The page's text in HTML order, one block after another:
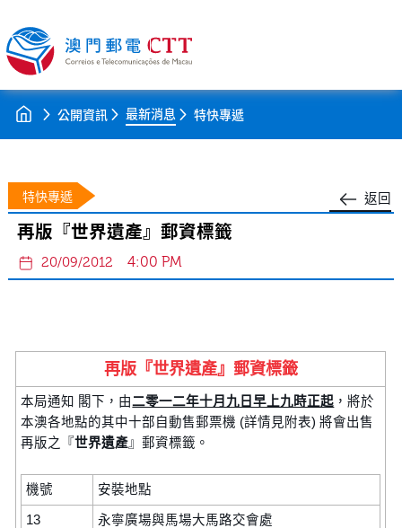
公開資訊 最新消息 特快專遞
返回
特快專遞
再版『世界遺產』郵資標籤
20/09/2012 4:00 PM
再版『世界遺產』郵資標籤
本局通知 閣下，由二零一二年十月九日早上九時正起 ，將於
本澳各地點的其中十部自動售郵票機 (詳情見附表) 將會出售
再版之『世界遺產』郵資標籤。
機號 安裝地點
13 永寧廣場與馬場大馬路交會處